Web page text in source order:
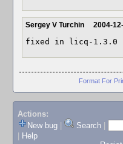
Sergey V Turchin 2004-
fixed in licq-1.3.0
Format For
Actions:
New bug
Search
Help